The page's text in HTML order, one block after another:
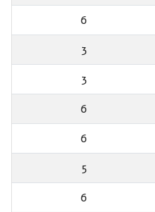
6
3
3
6
6
5
6